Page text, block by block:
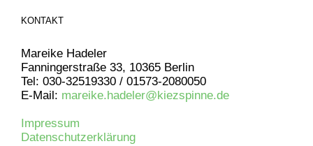
KONTAKT
Mareike Hadeler
Fanningerstraße 33, 10365 Berlin
Tel: 030-32519330 / 01573-2080050
E-Mail: mareike.hadeler@kiezspinne.de
Impressum
Datenschutzerklärung